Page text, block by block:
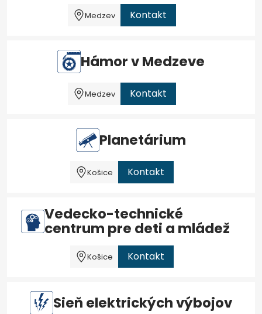
Medzev Kontakt
Hámor v Medzeve
Medzev Kontakt
Planetárium
Košice Kontakt
Vedecko-technické
centrum pre deti a mládež
Košice Kontakt
Sieň elektrických výbojov